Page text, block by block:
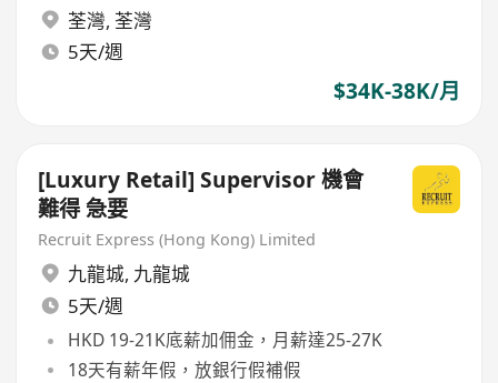
荃灣, 荃灣
5天/週
$34K-38K/月
[Luxury Retail] Supervisor 機會
難得 急要
Recruit Express (Hong Kong) Limited
九龍城, 九龍城
5天/週
HKD 19-21K底薪加佣金，月薪達25-27K
18天有薪年假，放銀行假補假